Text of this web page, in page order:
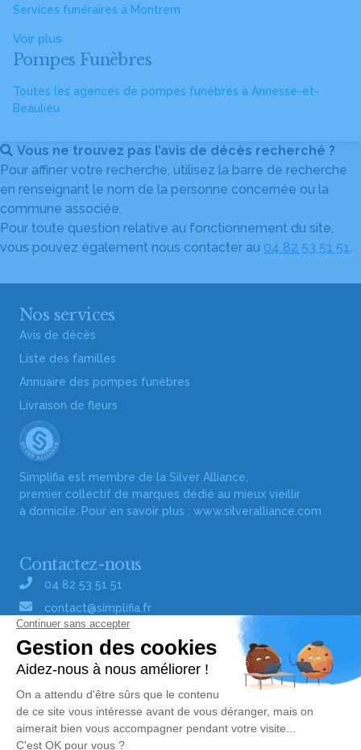
Services funéraires à Montrem
Voir plus
Pompes Funèbres
Toutes les agences de pompes funèbres à Annesse-et-
Beaulieu
Vous ne trouvez pas l’avis de décès recherché ?
Pour affiner votre recherche, utilisez la barre de recherche
en renseignant le nom de la personne concernée ou la
commune associée.
Pour toute question relative au fonctionnement du site,
vous pouvez également nous contacter au 04 82 53 51 51.
Nos services
Avis de décès
Liste des familles
Annuaire des pompes funèbres
Livraison de fleurs
Simplifia est membre de la Silver Alliance,
premier collectif de marques dédié au mieux vieillir
à domicile. Pour en savoir plus : www.silveralliance.com
Contactez-nous
04 82 53 51 51
contact@simplifia.fr
Réseaux sociaux
Liens utiles